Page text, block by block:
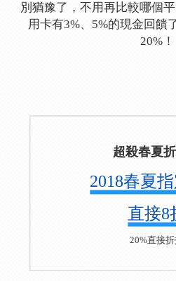
別猶豫了，不用再比較哪個
用卡有3%、5%的現金回饋
20%！
超殺春夏
2018春夏
直接8
20%直接